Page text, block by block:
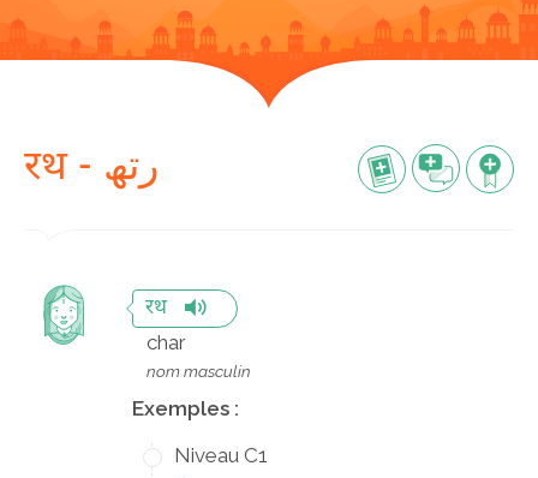
रथ - رتھ
रथ
char
nom masculin
Exemples :
Niveau C1